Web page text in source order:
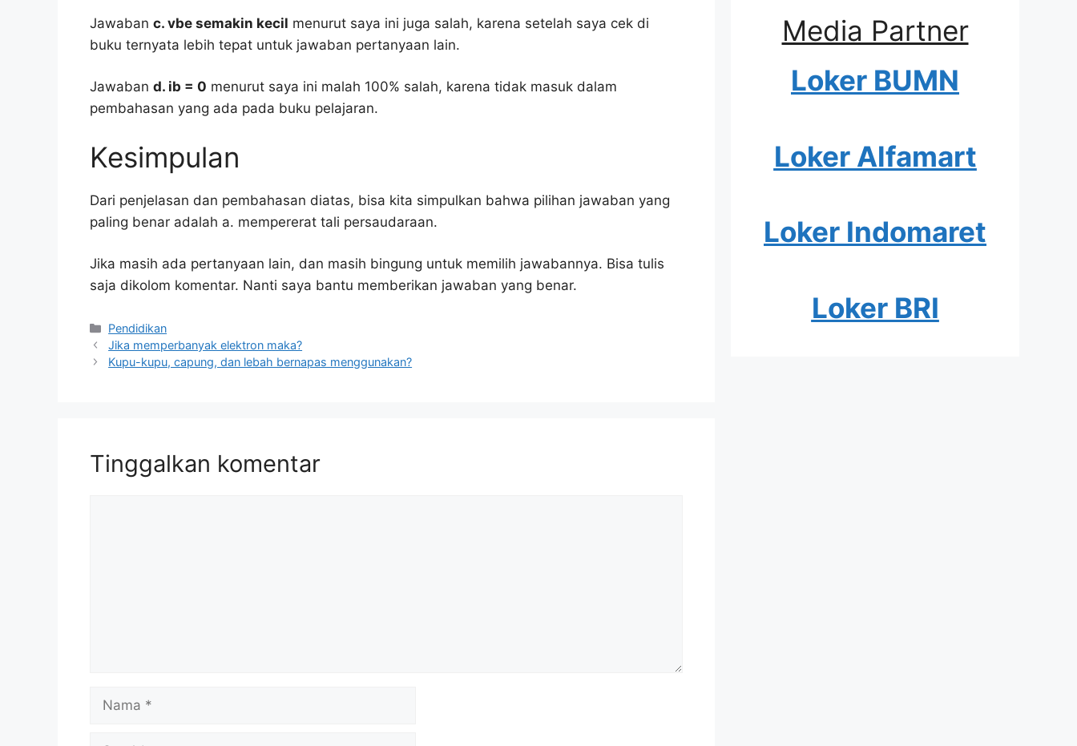
Jawaban c. vbe semakin kecil menurut saya ini juga salah, karena setelah saya cek di
buku ternyata lebih tepat untuk jawaban pertanyaan lain.
Jawaban d. ib = 0 menurut saya ini malah 100% salah, karena tidak masuk dalam
pembahasan yang ada pada buku pelajaran.
Kesimpulan
Dari penjelasan dan pembahasan diatas, bisa kita simpulkan bahwa pilihan jawaban yang
paling benar adalah a. mempererat tali persaudaraan.
Jika masih ada pertanyaan lain, dan masih bingung untuk memilih jawabannya. Bisa tulis
saja dikolom komentar. Nanti saya bantu memberikan jawaban yang benar.
Kategori
Pendidikan
Jika memperbanyak elektron maka?
Kupu-kupu, capung, dan lebah bernapas menggunakan?
Tinggalkan komentar
Nama
Surel
Media Partner
Loker BUMN
Loker Alfamart
Loker Indomaret
Loker BRI